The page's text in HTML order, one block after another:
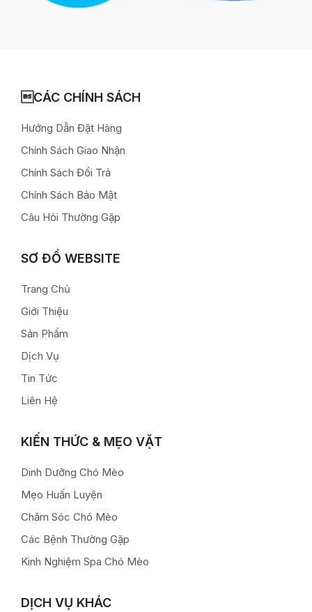
CÁC CHÍNH SÁCH
Hướng Dẫn Đặt Hàng
Chính Sách Giao Nhận
Chính Sách Đổi Trả
Chính Sách Bảo Mật
Câu Hỏi Thường Gặp
SƠ ĐỒ WEBSITE
Trang Chủ
Giới Thiệu
Sản Phẩm
Dịch Vụ
Tin Tức
Liên Hệ
KIẾN THỨC & MẸO VẶT
Dinh Dưỡng Chó Mèo
Mẹo Huấn Luyện
Chăm Sóc Chó Mèo
Các Bệnh Thường Gặp
Kinh Nghiệm Spa Chó Mèo
DỊCH VỤ KHÁC